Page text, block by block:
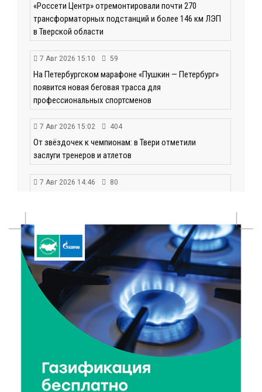
«Россети Центр» отремонтировали почти 270
трансформаторных подстанций и более 146 км ЛЭП
в Тверской области
7 Авг 2026 15:10 59
На Петербургском марафоне «Пушкин — Петербург»
появится новая беговая трасса для
профессиональных спортсменов
7 Авг 2026 15:02 404
От звёздочек к чемпионам: в Твери отметили
заслуги тренеров и атлетов
7 Авг 2026 14:46 80
7 Авг 2026 14:31
От сортировки мусора до жилья для ветеранов СВО:
Владимир Васильев посетил СНТ в Твери
7 Авг 2026 14:02 127
Владимир Васильев получил удостоверение
кандидата в депутаты Госдумы IX созыва
165
В Старице состоится бесплатный фестиваль
авиамоделей